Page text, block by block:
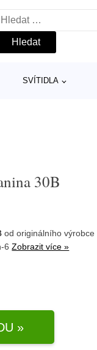
Vyhledávání
SVÍTIDLA
30B
od originálního výrobce
6Zobrazit více »
»